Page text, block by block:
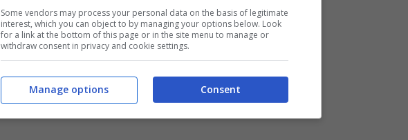
Some vendors may process your personal data on the basis of legitimate
interest, which you can object to by managing your options below. Look
for a link at the bottom of this page or in the site menu to manage or
withdraw consent in privacy and cookie settings.
Consent
Manage options